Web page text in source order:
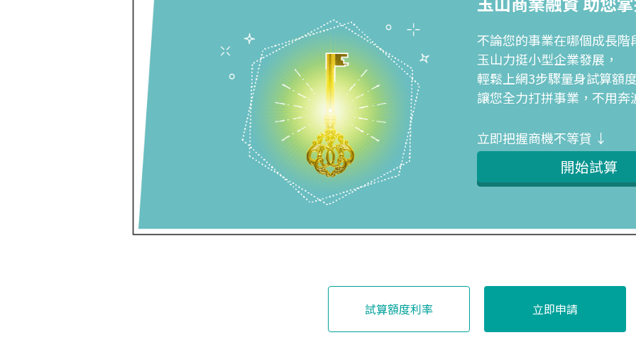
不論您的事業在哪個成長階
玉山力挺小型企業發展，
輕鬆上網3步驟量身試算額
讓您全力打拼事業，不用奔
立即把握商機不等貸 ↓
開始試算
試算額度利率 立即申請